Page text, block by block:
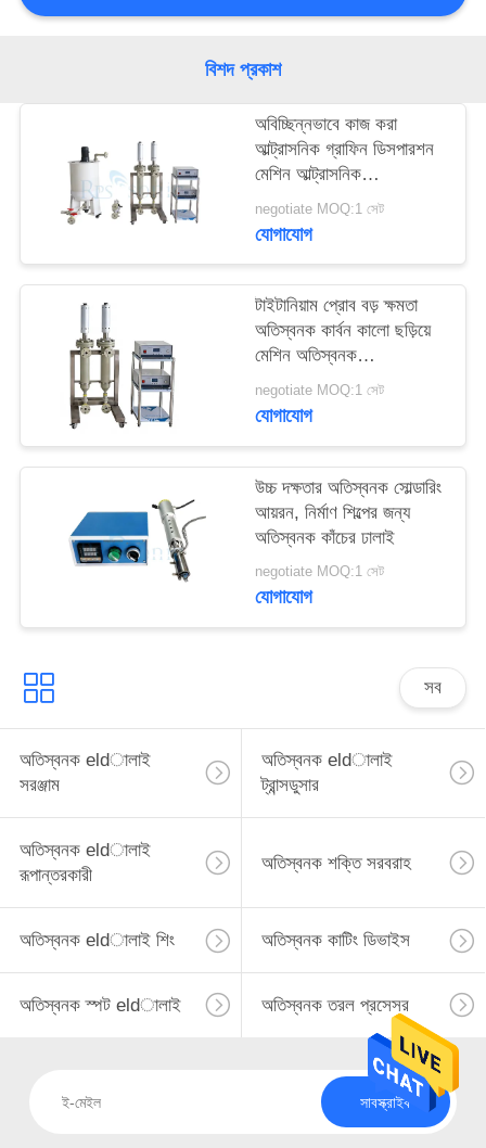
সাইট
বিশদ প্রকাশ
অবিচ্ছিন্নভাবে কাজ করা
আল্ট্রাসনিক গ্রাফিন ডিসপারশন
মেশিন আল্ট্রাসনিক
হোমোজেনাইজার মেশিন
negotiate MOQ:1 সেট
যোগাযোগ
টাইটানিয়াম প্রোব বড় ক্ষমতা
অতিস্বনক কার্বন কালো ছড়িয়ে
মেশিন অতিস্বনক
homogenizer মেশিন
negotiate MOQ:1 সেট
যোগাযোগ
উচ্চ দক্ষতার অতিস্বনক সোল্ডারিং
আয়রন, নির্মাণ শিল্পের জন্য
অতিস্বনক কাঁচের ঢালাই
negotiate MOQ:1 সেট
যোগাযোগ
সব
অতিস্বনক eldালাই
সরঞ্জাম
অতিস্বনক eldালাই
ট্রান্সডুসার
অতিস্বনক eldালাই
রূপান্তরকারী
অতিস্বনক শক্তি সরবরাহ
অতিস্বনক eldালাই শিং অতিস্বনক কাটিং ডিভাইস
অতিস্বনক স্পট eldালাই অতিস্বনক তরল প্রসেসর
সাবস্ক্রাইব